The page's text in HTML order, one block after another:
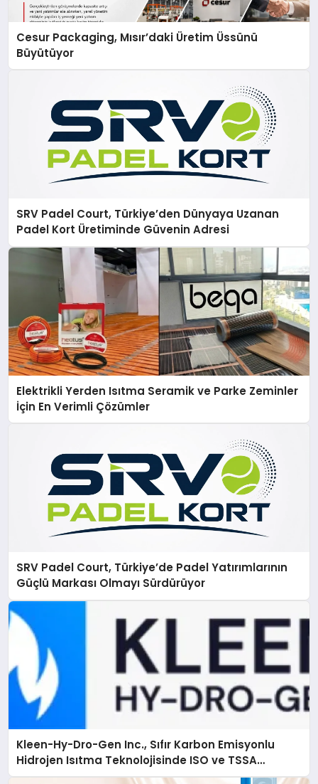
Cesur Packaging, Mısır’daki Üretim Üssünü
Büyütüyor
SRV Padel Court, Türkiye’den Dünyaya Uzanan
Padel Kort Üretiminde Güvenin Adresi
Elektrikli Yerden Isıtma Seramik ve Parke Zeminler
İçin En Verimli Çözümler
SRV Padel Court, Türkiye’de Padel Yatırımlarının
Güçlü Markası Olmayı Sürdürüyor
Kleen-Hy-Dro-Gen Inc., Sıfır Karbon Emisyonlu
Hidrojen Isıtma Teknolojisinde ISO ve TSSA
Düzenleyici Onaylarını Aldı